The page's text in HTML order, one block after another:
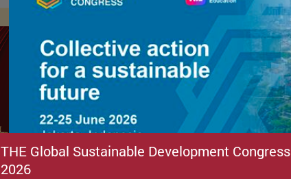
THE Global Sustainable Development Congress
2026